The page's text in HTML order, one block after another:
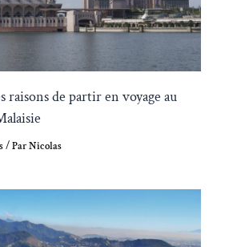
raisons de partir en voyage au
/ ParNicolas